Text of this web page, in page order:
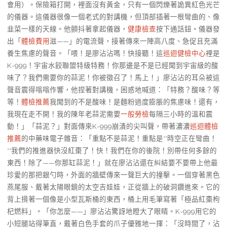
會用）。保險箱打開，裡面沒有黃金，只有一個閃爍著詭異紅色光芒
的儀器。這儀器很像一個老式的對講機，但頂部插著一根彎曲的、像
韭菜一樣的天線。他顫抖著拿起儀器， 健康檢查按下通話鈕。儀器發
出「 體檢費用 滋——」的電流聲，接著傳來一陣高八度、急促且充滿
養生焦慮的聲音。「喂！是廖沾沾嗎！快接聽！這巡迴健檢中心裡是
K-999！宇宙水餃聯盟特級特務！你那邊是不是已經聞到宇宙級的酸
味了？我們需要你的蒜泥！你被徵召了！馬上！」廖沾沾的耳朵被這
聲音震得嗡嗡作響，他捏著對講機，困惑地喊道：「特務？酸味？等
等！ 體檢推薦我聞到的不是酸味！是麵粉過度膨脹的焦慮味！還有，
我現在走不開！我的陳年老蒜泥需要一般勞檢每隔三小時的溫和震
動！」「蒜泥？」對面傳來K-999崩潰的尖叫聲，帶著濃濃巡迴體檢
推薦的中藥味電子雜音：「重點不是蒜泥！重點是**時空正在彎曲！
**我們的推進器快沒紅棗了！快！我們在你的後院！別帶任何多餘的
東西！除了——你那缸蒜泥！」就在廖沾沾還在糾結要不要帶上他最
珍愛的那把銀勺時，外面的牆壁傳來一聲巨大的撞擊。一個穿著黑色
燕尾服、戴著太陽眼鏡的太空吉娃娃，正從牆上的破洞鑽進來。它的
背上揹著一個像是小型瓦斯桶的東西，桶上用毛筆寫著「極品紅棗枸
杞燃料」。「你怎麼——」廖沾沾驚訝地瞪大了眼睛。K-999用它的
小短腿站得筆直，戴著白色手套的爪子優雅地一揮：「沒時間了，沾